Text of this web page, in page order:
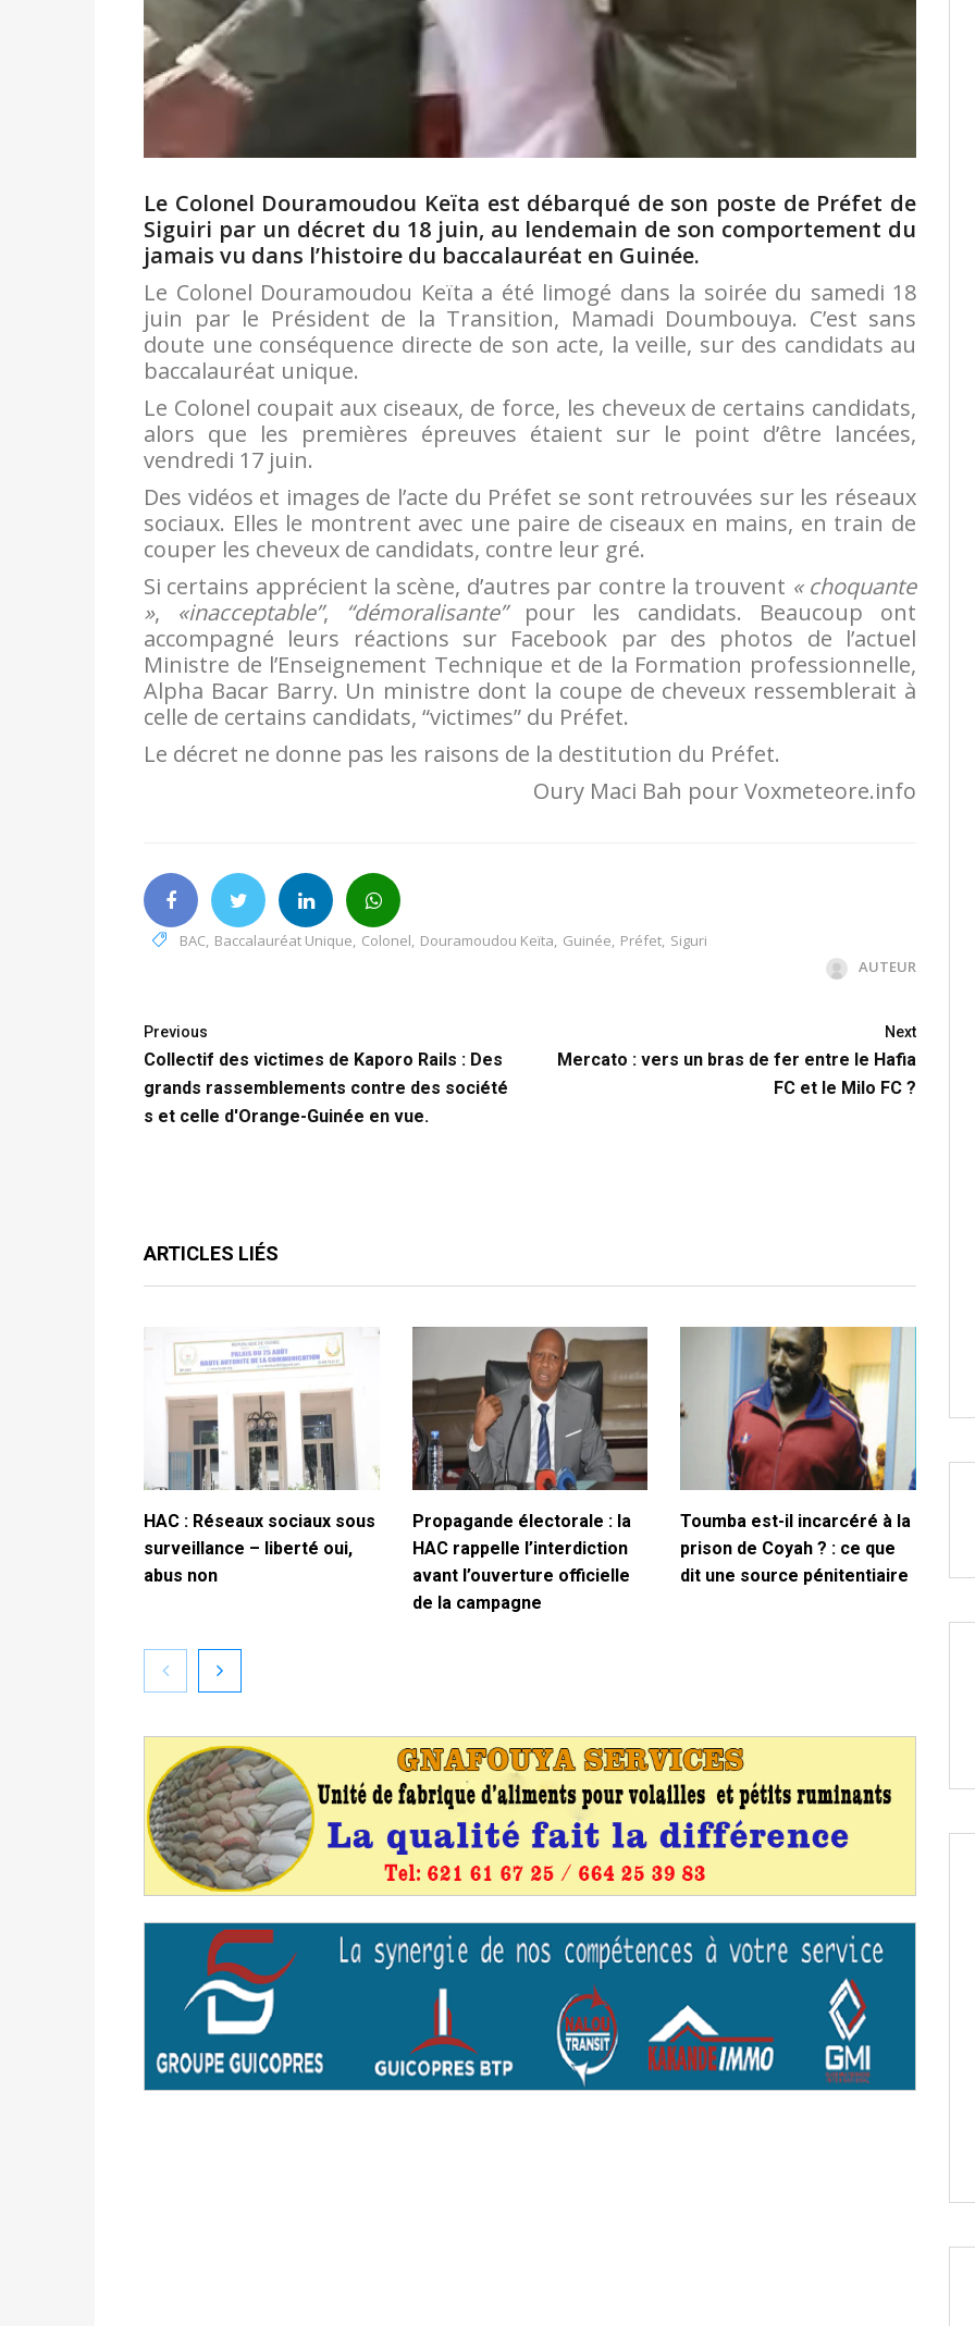
Le Colonel Douramoudou Keïta est débarqué de son poste de Préfet de
Siguiri par un décret du 18 juin, au lendemain de son comportement du
jamais vu dans l’histoire du baccalauréat en Guinée.
Le Colonel Douramoudou Keïta a été limogé dans la soirée du samedi 18
juin par le Président de la Transition, Mamadi Doumbouya. C’est sans
doute une conséquence directe de son acte, la veille, sur des candidats au
baccalauréat unique.
Le Colonel coupait aux ciseaux, de force, les cheveux de certains candidats,
alors que les premières épreuves étaient sur le point d’être lancées,
vendredi 17 juin.
Des vidéos et images de l’acte du Préfet se sont retrouvées sur les réseaux
sociaux. Elles le montrent avec une paire de ciseaux en mains, en train de
couper les cheveux de candidats, contre leur gré.
Si certains apprécient la scène, d’autres par contre la trouvent « choquante
», «inacceptable”, “démoralisante”pour les candidats. Beaucoup ont
accompagné leurs réactions sur Facebook par des photos de l’actuel
Ministre de l’Enseignement Technique et de la Formation professionnelle,
Alpha Bacar Barry. Un ministre dont la coupe de cheveux ressemblerait à
celle de certains candidats, “victimes” du Préfet.
Le décret ne donne pas les raisons de la destitution du Préfet.
Oury Maci Bah pour Voxmeteore.info
BAC, Baccalauréat Unique, Colonel, Douramoudou Keïta, Guinée, Préfet, Siguri
AUTEUR
Previous
Collectif des victimes de Kaporo Rails : Des
grands rassemblements contre des société
s et celle d'Orange-Guinée en vue.
Next
Mercato : vers un bras de fer entre le Hafia
FC et le Milo FC ?
ARTICLES LIÉS
HAC : Réseaux sociaux sous
surveillance – liberté oui,
abus non
Propagande électorale : la
HAC rappelle l’interdiction
avant l’ouverture officielle
de la campagne
Toumba est-il incarcéré à la
prison de Coyah ? : ce que
dit une source pénitentiaire